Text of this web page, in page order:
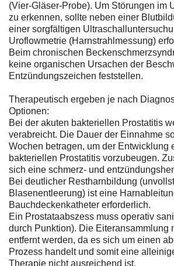
(Vier-Gläser-Probe). Um Störungen im
zu erkennen, sollte neben einer
einer sorgfältigen
Uroflowmetrie (Harnstrahlmessung)
Beim chronischen
keine organischen Ursachen der
Entzündungszeichen feststellen.
Therapeutisch ergeben je nach
Optionen:
Bei der akuten bakteriellen Prostatitis
verabreicht. Die Dauer der Einnahme
Wochen betragen, um der Entwicklung
bakteriellen Prostatitis vorzubeugen.
sich eine schmerz- und
Bei deutlicher Restharnbildung
Blasenentleerung) ist eine
Bauchdeckenkatheter erforderlich.
Ein Prostataabszess muss operativ
durch Punktion). Die Eiteransammlung
entfernt werden, da es sich um einen
Prozess handelt und somit eine
Therapie nicht ausreichend ist.